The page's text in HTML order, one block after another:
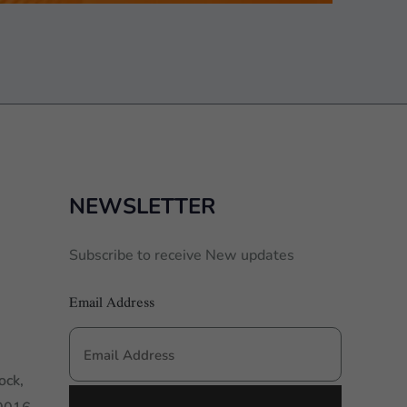
NEWSLETTER
Subscribe to receive New updates
Email Address